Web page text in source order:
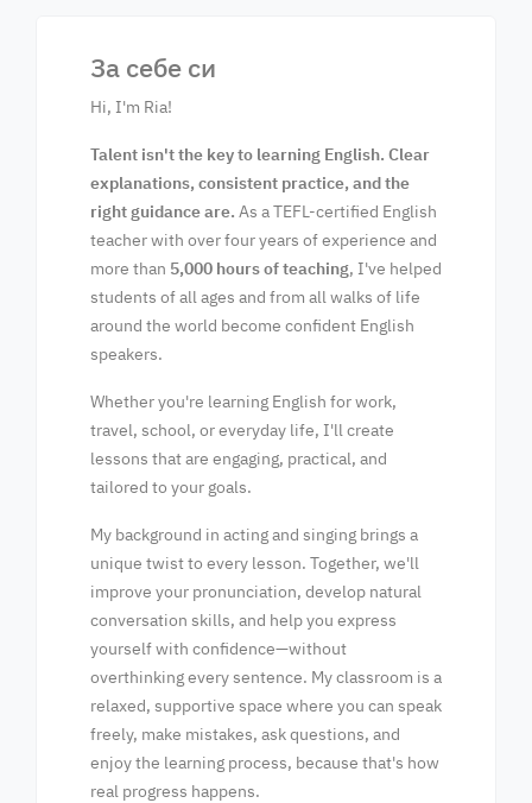
За себе си
Hi, I'm Ria!
Talent isn't the key to learning English. Clear
explanations, consistent practice, and the
right guidance are. As a TEFL-certified English
teacher with over four years of experience and
more than 5,000 hours of teaching, I've helped
students of all ages and from all walks of life
around the world become confident English
speakers.
Whether you're learning English for work,
travel, school, or everyday life, I'll create
lessons that are engaging, practical, and
tailored to your goals.
My background in acting and singing brings a
unique twist to every lesson. Together, we'll
improve your pronunciation, develop natural
conversation skills, and help you express
yourself with confidence—without
overthinking every sentence. My classroom is a
relaxed, supportive space where you can speak
freely, make mistakes, ask questions, and
enjoy the learning process, because that's how
real progress happens.